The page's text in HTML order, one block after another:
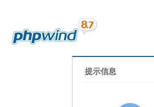
提示信息